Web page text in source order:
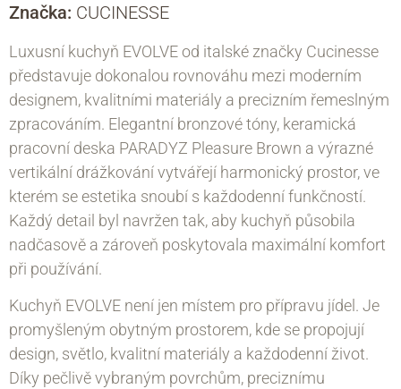
Značka: CUCINESSE
Luxusní kuchyň EVOLVE od italské značky Cucinesse
představuje dokonalou rovnováhu mezi moderním
designem, kvalitními materiály a precizním řemeslným
zpracováním. Elegantní bronzové tóny, keramická
pracovní deska PARADYZ Pleasure Brown a výrazné
vertikální drážkování vytvářejí harmonický prostor, ve
kterém se estetika snoubí s každodenní funkčností.
Každý detail byl navržen tak, aby kuchyň působila
nadčasově a zároveň poskytovala maximální komfort
při používání.
Kuchyň EVOLVE není jen místem pro přípravu jídel. Je
promyšleným obytným prostorem, kde se propojují
design, světlo, kvalitní materiály a každodenní život.
Díky pečlivě vybraným povrchům, preciznímu